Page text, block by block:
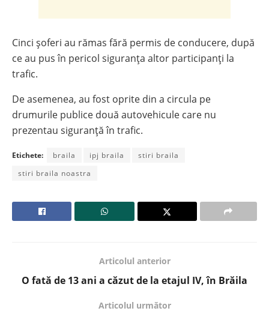
Cinci șoferi au rămas fără permis de conducere, după
ce au pus în pericol siguranța altor participanți la
trafic.
De asemenea, au fost oprite din a circula pe
drumurile publice două autovehicule care nu
prezentau siguranță în trafic.
Etichete: braila ipj braila
stiri braila
stiri braila noastra
Articolul anterior
O fată de 13 ani a căzut de la etajul IV, în Brăila
Articolul următor